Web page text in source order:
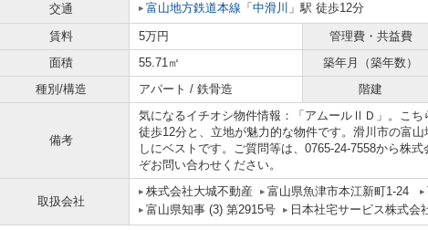
交通
富山地方鉄道本線 「 中滑川 」駅 徒歩12分
賃料 5万円 管理費・共益費
面積
55.71㎡ 築年月（築年数）
種別/構造
アパート / 鉄骨造 階建
備考
気になるイチオシ物件情報：「アムールⅡＤ」。こち
徒歩12分と、立地が魅力的な物件です。滑川市の富
しにベストです。ご質問等は、0765-24-7558から株
ぞお問い合わせください。
取扱会社
株式会社大城不動産 富山県魚津市本江新町1-24
富山県知事 (3) 第2915号
日本社宅サービス株式会